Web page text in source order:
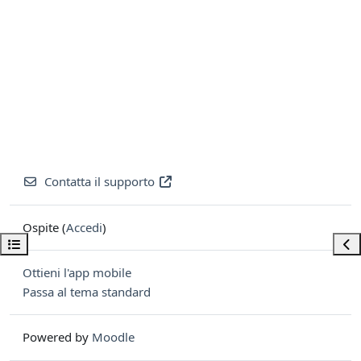
Apri indice del corso
Contatta il supporto
Ospite (Accedi)
Ottieni l'app mobile
Passa al tema standard
Powered by Moodle